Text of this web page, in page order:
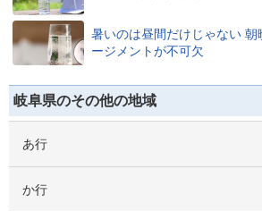
暑いのは昼間だけじゃない
ージメントが不可欠
岐阜県のその他の地域
あ行
か行